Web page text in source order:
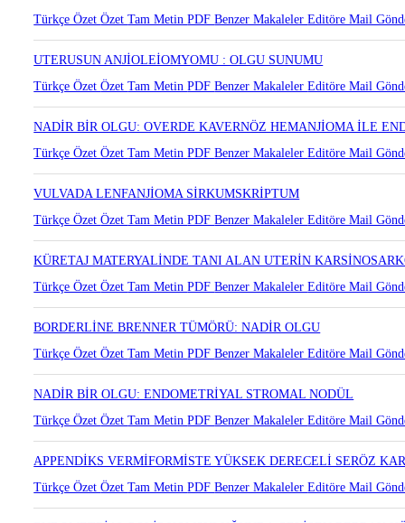
SERVİKSTE KAVERNÖZ HEMANJİOM
Türkçe ÖzetÖzetTam MetinPDFBenzer MakalelerEditöre Mail
UTERUSUN ANJİOLEİOMYOMU : OLGU SUNUMU
Türkçe ÖzetÖzetTam MetinPDFBenzer MakalelerEditöre Mail
NADİR BİR OLGU: OVERDE KAVERNÖZ HEMANJİOMA İLE
Türkçe ÖzetÖzetTam MetinPDFBenzer Makaleler
VULVADA LENFANJİOMA SİRKUMSKRİPTUM
Türkçe ÖzetÖzetTam MetinPDFBenzer MakalelerEditöre Mail
KÜRETAJ MATERYALİNDE TANI ALAN UTERİN
Türkçe ÖzetÖzetTam MetinPDFBenzer MakalelerEditöre Mail
BORDERLİNE BRENNER TÜMÖRÜ: NADİR OLGU
Türkçe ÖzetÖzetTam MetinPDFBenzer MakalelerEditöre Mail
NADİR BİR OLGU: ENDOMETRİYAL STROMAL NODÜL
Türkçe ÖzetÖzetTam MetinPDFBenzer MakalelerEditöre Mail
APPENDİKS VERMİFORMİSTE YÜKSEK DERECELİ SERÖZ